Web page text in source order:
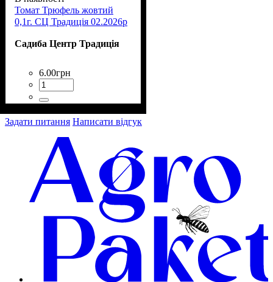
Томат Трюфель жовтий
0,1г. СЦ Традиція 02.2026р
Садиба Центр Традиція
6.00грн
Задати питання Написати відгук